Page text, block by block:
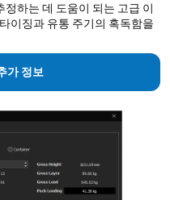
정하는 데 도움이 되는 고급 이
이징과 유통 주기의 혹독함을
가 정보